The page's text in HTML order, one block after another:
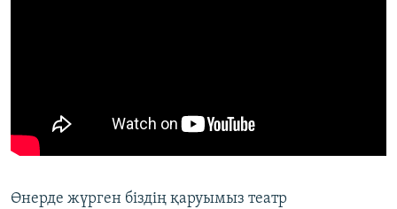
Өнерде жүрген біздің қаруымыз театр